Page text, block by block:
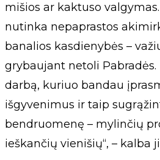
mišios ar kaktuso
nutinka nepaprastos
banalios kasdienybės –
grybaujant netoli
darbą, kuriuo bandau
išgyvenimus ir taip
bendruomenę – mylinčių
ieškančių vienišių“, – kalba